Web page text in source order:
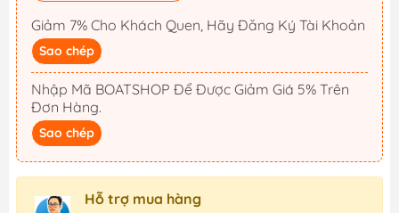
Giảm 7% Cho Khách Quen, Hãy Đăng Ký Tài Khoản
Sao chép
Nhập Mã BOATSHOP Để Được Giảm Giá 5% Trên
Đơn Hàng.
Sao chép
Hỗ trợ mua hàng